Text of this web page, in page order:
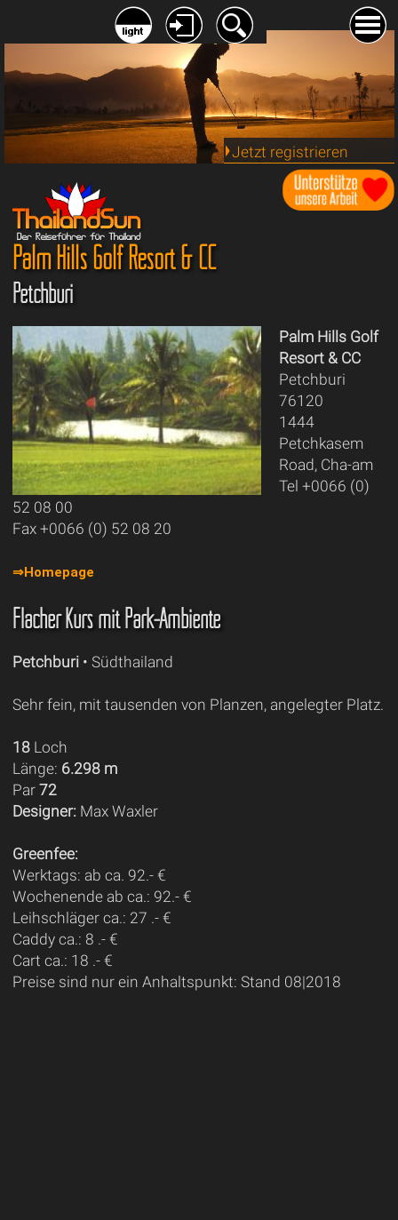
Jetzt registrieren
Palm Hills Golf Resort & CC
Petchburi
Palm Hills Golf
Resort & CC
Petchburi
76120
1444
Petchkasem
Road, Cha-am
Tel +0066 (0)
52 08 00
Fax +0066 (0) 52 08 20
⇒Homepage
Flacher Kurs mit Park-Ambiente
Petchburi• Südthailand
Sehr fein, mit tausenden von Planzen, angelegter Platz.
18Loch
Länge: 6.298 m
Par 72
Designer: Max Waxler
Greenfee:
Werktags: ab ca. 92.- €
Wochenende ab ca.: 92.- €
Leihschläger ca.: 27 .- €
Caddy ca.: 8 .- €
Cart ca.: 18 .- €
Preise sind nur ein Anhaltspunkt: Stand 08|2018